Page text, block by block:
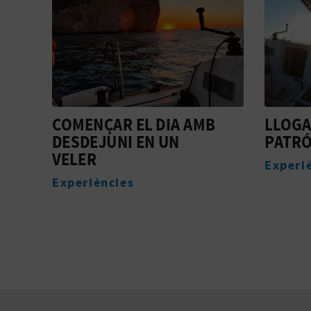
LLOGA UN VELER AMB
PATRÓ EN MORAIRA
Experiències
LA